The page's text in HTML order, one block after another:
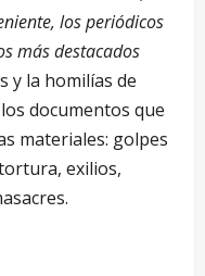
los periódicos
más destacados
y la homilías de
documentos que
materiales: golpes
exilios,